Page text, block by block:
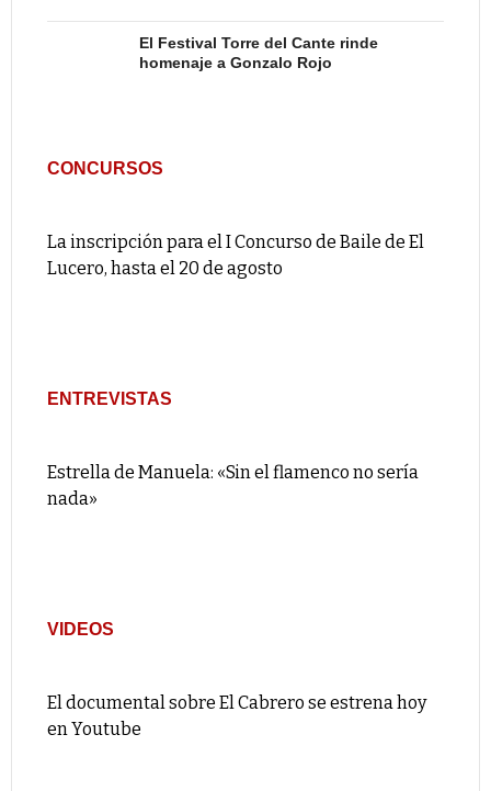
El Festival Torre del Cante rinde
homenaje a Gonzalo Rojo
CONCURSOS
La inscripción para el I Concurso de Baile de El
Lucero, hasta el 20 de agosto
ENTREVISTAS
Estrella de Manuela: «Sin el flamenco no sería
nada»
VIDEOS
El documental sobre El Cabrero se estrena hoy
en Youtube